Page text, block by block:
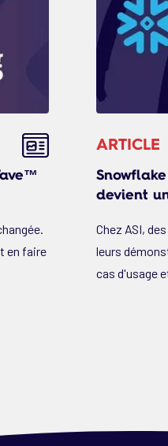
en faire
ARTICLE
devient
Chez ASI,
leurs
cas d'usage